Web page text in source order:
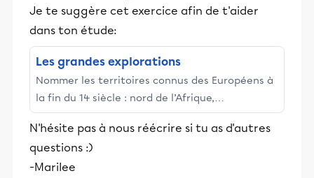
Je te suggère cet exercice afin de t'aider
dans ton étude:
Les grandes explorations
Nommer les territoires connus des Européens à
la fin du 14 siècle : nord de l’Afrique,
ProcheOrient et Europe. Indiquer des
motivations des Européens à ...
N'hésite pas à nous réécrire si tu as d'autres
questions :)
-Marilee